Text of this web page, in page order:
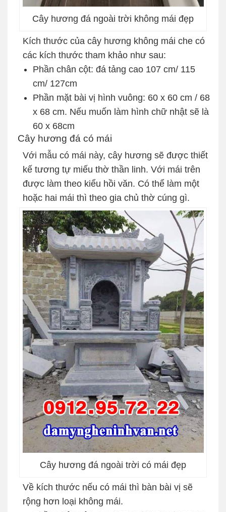
Cây hương đá ngoài trời không mái đẹp
Kích thước của cây hương không mái che có
các kích thước tham khảo như sau:
Phần chân cột: đá tảng cao 107 cm/ 115
cm/ 127cm
Phần mặt bài vị hình vuông: 60 x 60 cm / 68
x 68 cm. Nếu muốn làm hình chữ nhật sẽ là
60 x 68cm
Cây hương đá có mái
Với mẫu có mái này, cây hương sẽ được thiết
kế tương tự miếu thờ thần linh. Với mái trên
được làm theo kiểu hồi văn. Có thể làm một
hoặc hai mái thì theo gia chủ thờ cúng gì.
Cây hương đá ngoài trời có mái đẹp
Về kích thước nếu có mái thì bàn bài vị sẽ
rộng hơn loại không mái.